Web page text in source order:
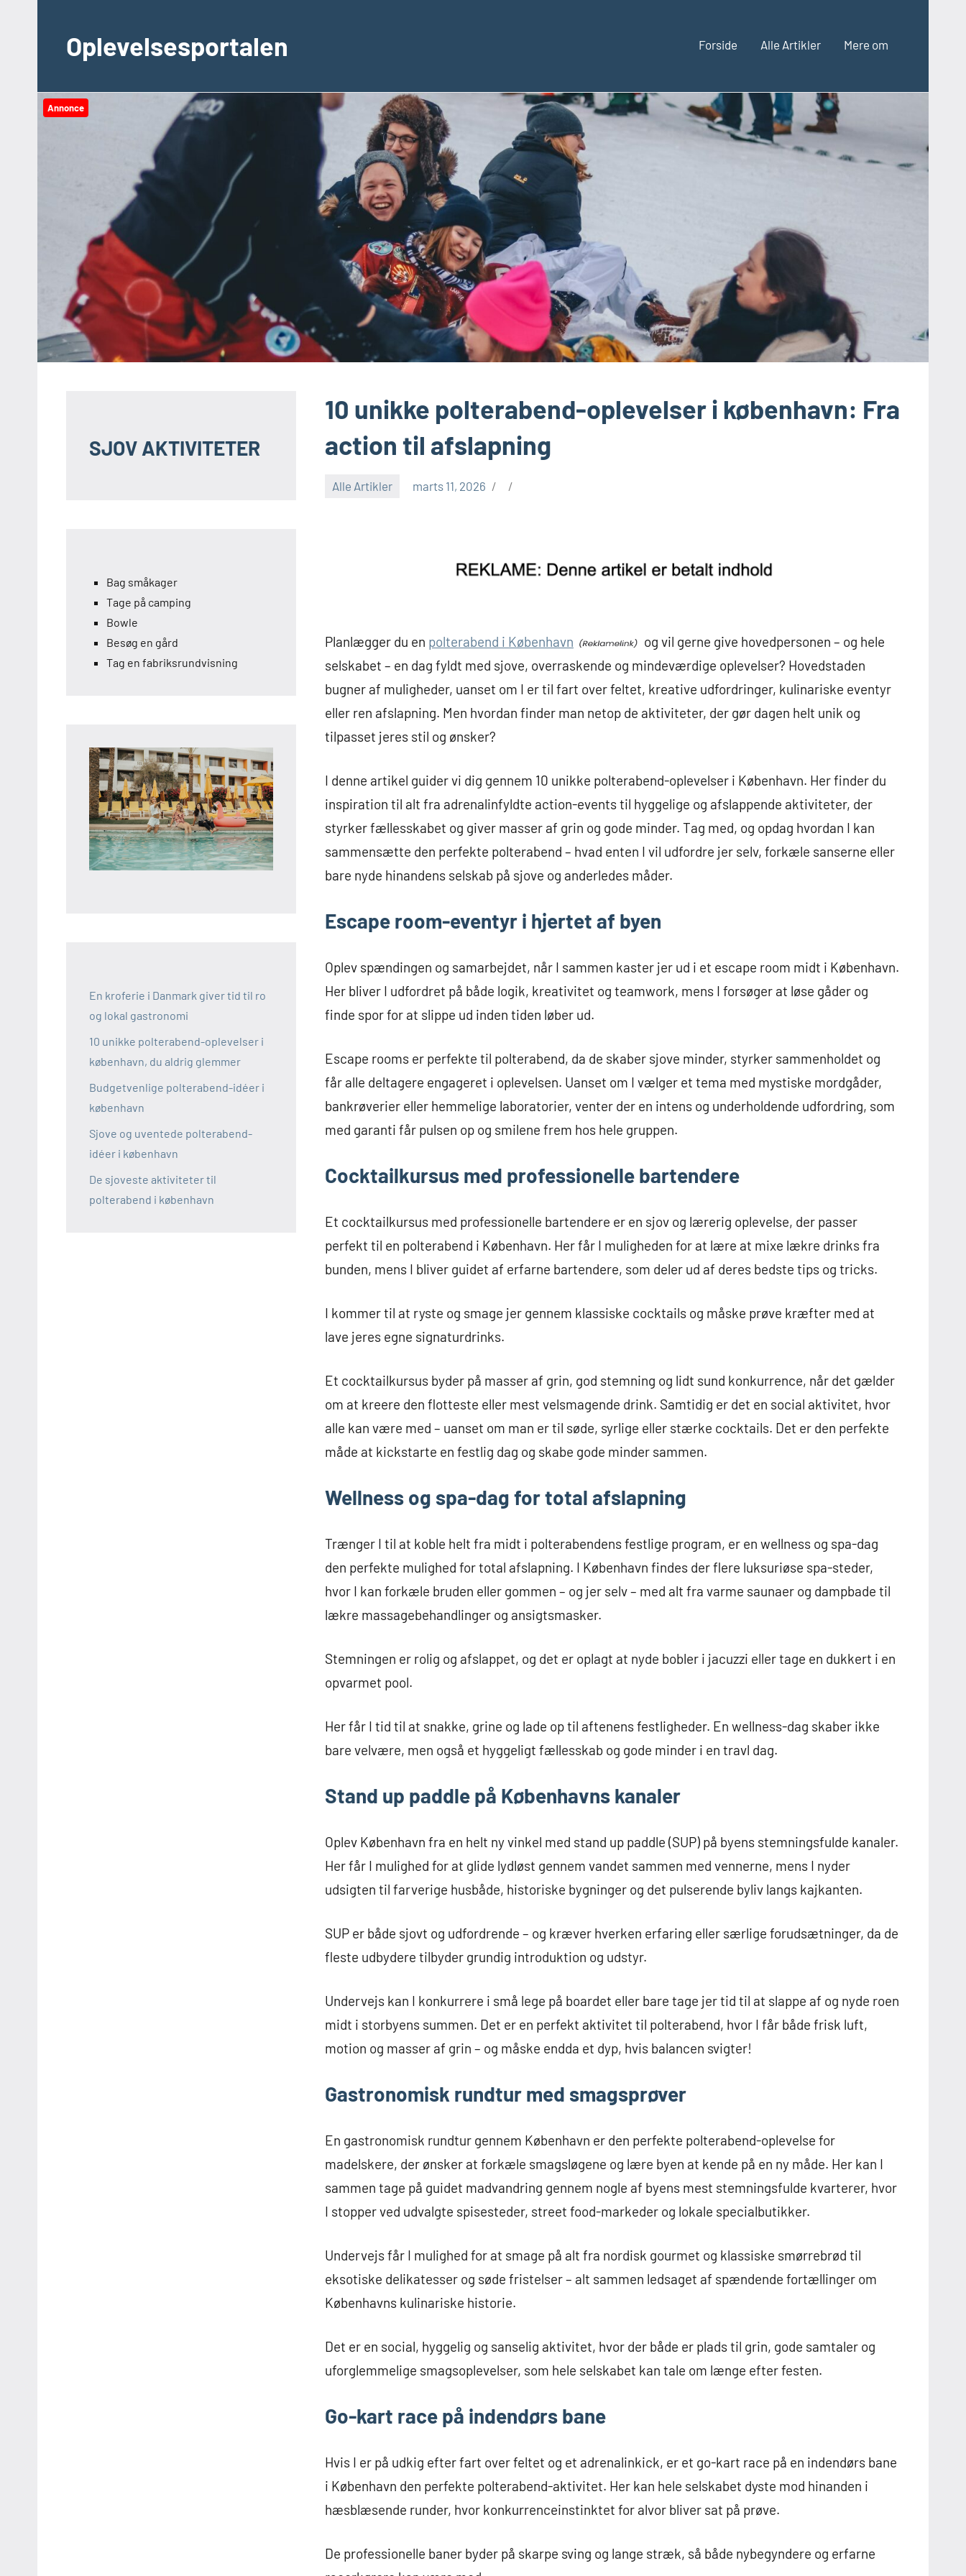
indholdOplevelsesportalen Forside Alle Artikler Mere om
Annonce
10 unikke polterabend-oplevelser i københavn: Fra
action til afslapning
Alle Artikler marts 11, 2026
Planlægger du en polterabend i København
og vil gerne give hovedpersonen – og hele
selskabet – en dag fyldt med sjove, overraskende og mindeværdige oplevelser? Hovedstaden
bugner af muligheder, uanset om I er til fart over feltet, kreative udfordringer, kulinariske eventyr
eller ren afslapning. Men hvordan finder man netop de aktiviteter, der gør dagen helt unik og
tilpasset jeres stil og ønsker?
I denne artikel guider vi dig gennem 10 unikke polterabend-oplevelser i København. Her finder du
inspiration til alt fra adrenalinfyldte action-events til hyggelige og afslappende aktiviteter, der
styrker fællesskabet og giver masser af grin og gode minder. Tag med, og opdag hvordan I kan
sammensætte den perfekte polterabend – hvad enten I vil udfordre jer selv, forkæle sanserne eller
bare nyde hinandens selskab på sjove og anderledes måder.
Escape room-eventyr i hjertet af byen
Oplev spændingen og samarbejdet, når I sammen kaster jer ud i et escape room midt i København.
Her bliver I udfordret på både logik, kreativitet og teamwork, mens I forsøger at løse gåder og
finde spor for at slippe ud inden tiden løber ud.
Escape rooms er perfekte til polterabend, da de skaber sjove minder, styrker sammenholdet og
får alle deltagere engageret i oplevelsen. Uanset om I vælger et tema med mystiske mordgåder,
bankrøverier eller hemmelige laboratorier, venter der en intens og underholdende udfordring, som
med garanti får pulsen op og smilene frem hos hele gruppen.
Cocktailkursus med professionelle bartendere
Et cocktailkursus med professionelle bartendere er en sjov og lærerig oplevelse, der passer
perfekt til en polterabend i København. Her får I muligheden for at lære at mixe lækre drinks fra
bunden, mens I bliver guidet af erfarne bartendere, som deler ud af deres bedste tips og tricks.
I kommer til at ryste og smage jer gennem klassiske cocktails og måske prøve kræfter med at
lave jeres egne signaturdrinks.
Et cocktailkursus byder på masser af grin, god stemning og lidt sund konkurrence, når det gælder
om at kreere den flotteste eller mest velsmagende drink. Samtidig er det en social aktivitet, hvor
alle kan være med – uanset om man er til søde, syrlige eller stærke cocktails. Det er den perfekte
måde at kickstarte en festlig dag og skabe gode minder sammen.
Wellness og spa-dag for total afslapning
Trænger I til at koble helt fra midt i polterabendens festlige program, er en wellness og spa-dag
den perfekte mulighed for total afslapning. I København findes der flere luksuriøse spa-steder,
hvor I kan forkæle bruden eller gommen – og jer selv – med alt fra varme saunaer og dampbade til
lækre massagebehandlinger og ansigtsmasker.
Stemningen er rolig og afslappet, og det er oplagt at nyde bobler i jacuzzi eller tage en dukkert i en
opvarmet pool.
Her får I tid til at snakke, grine og lade op til aftenens festligheder. En wellness-dag skaber ikke
bare velvære, men også et hyggeligt fællesskab og gode minder i en travl dag.
Stand up paddle på Københavns kanaler
Oplev København fra en helt ny vinkel med stand up paddle (SUP) på byens stemningsfulde kanaler.
Her får I mulighed for at glide lydløst gennem vandet sammen med vennerne, mens I nyder
udsigten til farverige husbåde, historiske bygninger og det pulserende byliv langs kajkanten.
SUP er både sjovt og udfordrende – og kræver hverken erfaring eller særlige forudsætninger, da de
fleste udbydere tilbyder grundig introduktion og udstyr.
Undervejs kan I konkurrere i små lege på boardet eller bare tage jer tid til at slappe af og nyde roen
midt i storbyens summen. Det er en perfekt aktivitet til polterabend, hvor I får både frisk luft,
motion og masser af grin – og måske endda et dyp, hvis balancen svigter!
Gastronomisk rundtur med smagsprøver
En gastronomisk rundtur gennem København er den perfekte polterabend-oplevelse for
madelskere, der ønsker at forkæle smagsløgene og lære byen at kende på en ny måde. Her kan I
sammen tage på guidet madvandring gennem nogle af byens mest stemningsfulde kvarterer, hvor
I stopper ved udvalgte spisesteder, street food-markeder og lokale specialbutikker.
Undervejs får I mulighed for at smage på alt fra nordisk gourmet og klassiske smørrebrød til
eksotiske delikatesser og søde fristelser – alt sammen ledsaget af spændende fortællinger om
Københavns kulinariske historie.
Det er en social, hyggelig og sanselig aktivitet, hvor der både er plads til grin, gode samtaler og
uforglemmelige smagsoplevelser, som hele selskabet kan tale om længe efter festen.
Go-kart race på indendørs bane
Hvis I er på udkig efter fart over feltet og et adrenalinkick, er et go-kart race på en indendørs bane
i København den perfekte polterabend-aktivitet. Her kan hele selskabet dyste mod hinanden i
hæsblæsende runder, hvor konkurrenceinstinktet for alvor bliver sat på prøve.
De professionelle baner byder på skarpe sving og lange stræk, så både nybegyndere og erfarne
SJOV AKTIVITETER
Bag småkager
Tage på camping
Bowle
Besøg en gård
Tag en fabriksrundvisning
En kroferie i Danmark giver tid til ro
og lokal gastronomi
10 unikke polterabend-oplevelser i
københavn, du aldrig glemmer
Budgetvenlige polterabend-idéer i
københavn
Sjove og uventede polterabend-
idéer i københavn
De sjoveste aktiviteter til
polterabend i københavn